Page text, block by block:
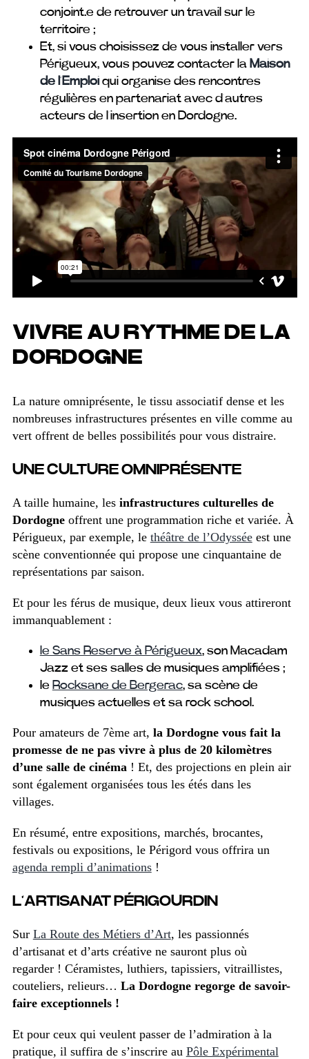
conjoint.e de retrouver un travail sur le
territoire ;
Et, si vous choisissez de vous installer vers
Périgueux, vous pouvez contacter la Maison
de l’Emploiqui organise des rencontres
régulières en partenariat avec d’autres
acteurs de l’insertion en Dordogne.
VIVRE AU RYTHME DE LA
DORDOGNE
La nature omniprésente, le tissu associatif dense et les
nombreuses infrastructures présentes en ville comme au
vert offrent de belles possibilités pour vous distraire.
UNE CULTURE OMNIPRÉSENTE
A taille humaine, les infrastructures culturelles de
Dordogneoffrent une programmation riche et variée. À
Périgueux, par exemple, le théâtre de l’Odysséeest une
scène conventionnée qui propose une cinquantaine de
représentations par saison.
Et pour les férus de musique, deux lieux vous attireront
immanquablement :
le Sans Reserve à Périgueux, son Macadam
Jazz et ses salles de musiques amplifiées ;
le Rocksane de Bergerac, sa scène de
musiques actuelles et sa rock school.
Pour amateurs de 7èmeart, la Dordogne vous fait la
promesse de ne pas vivre à plus de 20 kilomètres
d’une salle de cinéma ! Et, des projections en plein air
sont également organisées tous les étés dans les
villages.
En résumé, entre expositions, marchés, brocantes,
festivals ou expositions, le Périgord vous offrira un
agenda rempli d’animations!
L’ARTISANAT PÉRIGOURDIN
Sur La Route des Métiers d’Art, les passionnés
d’artisanat et d’arts créative ne sauront plus où
regarder ! Céramistes, luthiers, tapissiers, vitraillistes,
couteliers, relieurs… La Dordogne regorge de savoir-
faire exceptionnels !
Et pour ceux qui veulent passer de l’admiration à la
pratique, il suffira de s’inscrire au Pôle Expérimental